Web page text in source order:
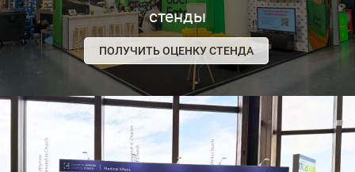
стенды
ПОЛУЧИТЬ ОЦЕНКУ СТЕНДА